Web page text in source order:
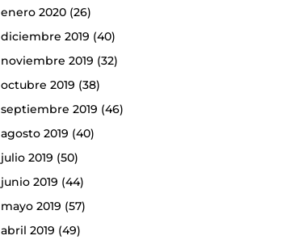
enero 2020(26)
diciembre 2019 (40)
noviembre 2019 (32)
octubre 2019 (38)
septiembre 2019 (46)
agosto 2019 (40)
julio 2019 (50)
junio 2019 (44)
mayo 2019 (57)
abril 2019 (49)